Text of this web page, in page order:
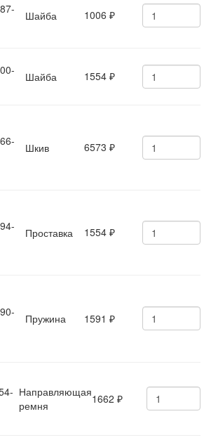
Шайба 1006 ₽
Шайба 1554 ₽
Шкив 6573 ₽
Проставка 1554 ₽
Пружина 1591 ₽
Направляющая
ремня
1662 ₽